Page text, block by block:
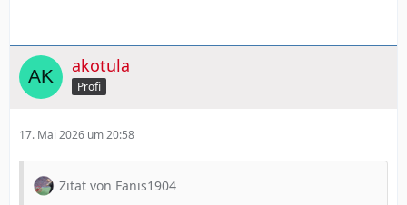
akotula
Profi
17. Mai 2026 um 20:58
Zitat von Fanis1904